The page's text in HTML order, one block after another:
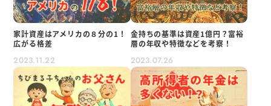
家計資産はアメリカの８分の1！
広がる格差
2023.11.22
金持ちの基準は資産1億円？富裕
層の年収や特徴などを考察！
2023.07.26